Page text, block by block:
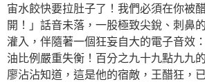
宙水餃快要拉肚子了！我們必須在你被
開！」話音未落，一股極致尖銳、刺鼻
灌入，伴隨著一個狂妄自大的電子音效
油比例嚴重失衡！百分之九十九點九九
廖沾沾知道，這是他的宿敵，王醋狂，